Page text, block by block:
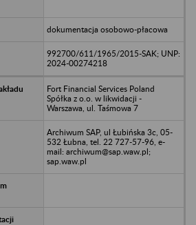
dokumentacja osobowo-płacowa
992700/611/1965/2015-SAK; UNP:
2024-00274218
Fort Financial Services Poland
Spółka z o.o. w likwidacji -
Warszawa, ul. Taśmowa 7
Archiwum SAP, ul Łubińska 3c, 05-
532 Łubna, tel. 22 727-57-96, e-
mail: archiwum@sap.waw.pl;
sap.waw.pl